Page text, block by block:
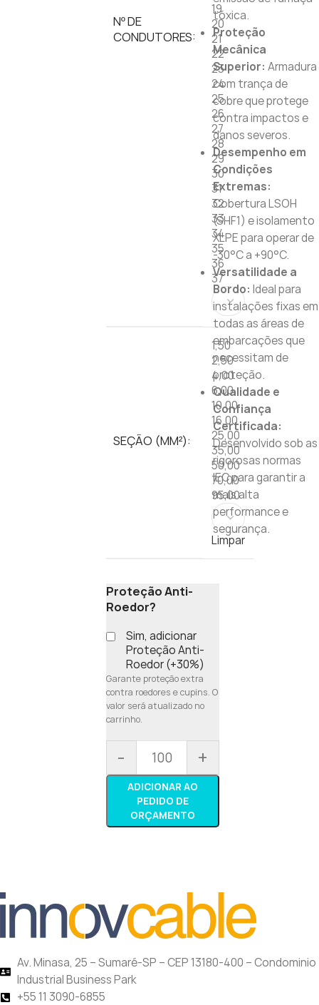
Nº DE
CONDUTORES:
19
20
21
22
23
24
25
26
27
28
29
30
31
32
33
34
35
36
37
SEÇÃO (MM²):
1,50
2,50
4,00
6,00
10,00
16,00
25,00
35,00
50,00
70,00
95,00
Limpar
Proteção Anti-
Roedor?
Sim, adicionar
Proteção Anti-
Roedor (+30%)
Garante proteção extra
contra roedores e cupins. O
valor será atualizado no
carrinho.
- +
ADICIONAR AO
PEDIDO DE
ORÇAMENTO
tóxica.
Proteção
Mecânica
Superior: Armadura
com trança de
cobre que protege
contra impactos e
danos severos.
Desempenho em
Condições
Extremas:
Cobertura LSOH
(SHF1) e isolamento
XLPE para operar de
-30°C a +90°C.
Versatilidade a
Bordo: Ideal para
instalações fixas em
todas as áreas de
embarcações que
necessitam de
proteção.
Qualidade e
Confiança
Certificada:
Desenvolvido sob as
rigorosas normas
IEC para garantir a
mais alta
performance e
segurança.
Av. Minasa, 25 – Sumaré-SP – CEP 13180-400 – Condominio
Industrial Business Park
+55 11 3090-6855